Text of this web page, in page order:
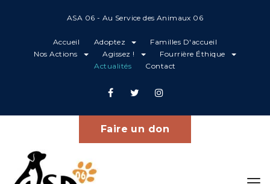
ASA 06 - Au Service des Animaux 06
Accueil Adoptez
Familles D'accueil
Nos Actions
Agissez !
Fourrière Éthique
Actualités
Contact
Faire un don
Home Marley